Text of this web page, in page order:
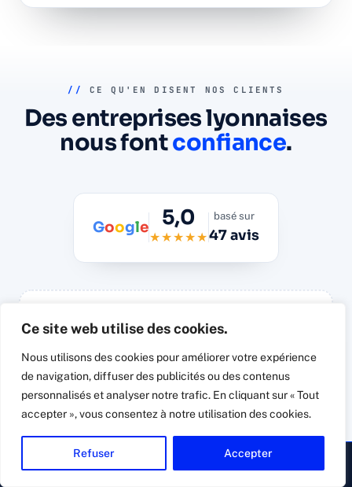
Ce site web utilise des cookies.
Nous utilisons des cookies pour améliorer votre expérience
de navigation, diffuser des publicités ou des contenus
personnalisés et analyser notre trafic. En cliquant sur « Tout
accepter », vous consentez à notre utilisation des cookies.
Refuser Accepter
// CE QU'EN DISENT NOS CLIENTS
Des entreprises lyonnaises
nous fontconfiance.
Google 5,0
★★★★★
basé sur
47 avis
Synchronisation automatique des avis
Google réels
Widget Trustindex.io à connecter à la fiche
Google Business Connexit à l'import : il affiche les
47 avis vérifiés avec photos, dates et réponses,
→ Voir les avis directement sur Google